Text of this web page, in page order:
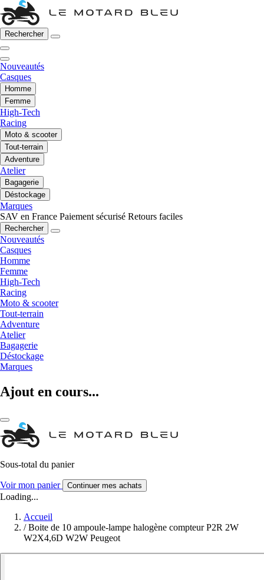
Rechercher
Nouveautés
Casques
Homme
Femme
High-Tech
Racing
Moto & scooter
Tout-terrain
Adventure
Atelier
Bagagerie
Déstockage
Marques
SAV en France Paiement sécurisé Retours faciles
Rechercher
Nouveautés
Casques
Homme
Femme
High-Tech
Racing
Moto & scooter
Tout-terrain
Adventure
Atelier
Bagagerie
Déstockage
Marques
Ajout en cours...
Sous-total du panier
Voir mon panier Continuer mes achats
Loading...
Accueil
/ Boite de 10 ampoule-lampe halogène compteur P2R 2W
W2X4,6D W2W Peugeot